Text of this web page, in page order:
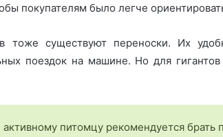
покупателям было легче
тоже существуют переноски. Их
поездок на машине. Но для гигантов
питомцу рекомендуется брать